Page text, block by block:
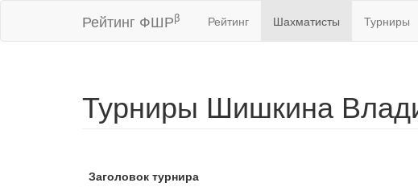
Рейтинг ФШРβ Рейтинг Шахматисты Турниры
Турниры Шишкина
Заголовок турнира